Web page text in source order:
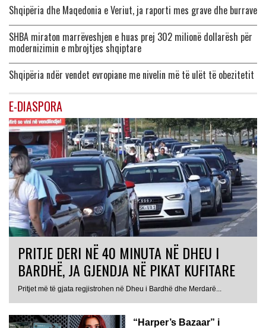
Shqipëria dhe Maqedonia e Veriut, ja raporti mes grave dhe burrave
SHBA miraton marrëveshjen e huas prej 302 milionë dollarësh për
modernizimin e mbrojtjes shqiptare
Shqipëria ndër vendet evropiane me nivelin më të ulët të obezitetit
E-DIASPORA
PRITJE DERI NË 40 MINUTA NË DHEU I
BARDHË, JA GJENDJA NË PIKAT KUFITARE
Pritjet më të gjata regjistrohen në Dheu i Bardhë dhe Merdarë...
“Harper’s Bazaar” i